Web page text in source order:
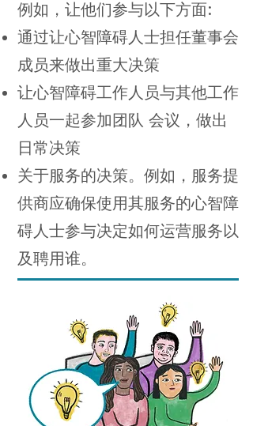
例如，让他们参与以下方面:
通过让心智障碍人士担任董事会
成员来做出重大决策
让心智障碍工作人员与其他工作
人员一起参加团队 会议，做出
日常决策
关于服务的决策。例如，服务提
供商应确保使用其服务的心智障
碍人士参与决定如何运营服务以
及聘用谁。